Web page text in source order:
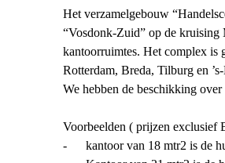
Het verzamelgebouw
“Vosdonk-Zuid” op de kruising
kantoorruimtes. Het complex is
Rotterdam, Breda, Tilburg en
We hebben de beschikking
Voorbeelden ( prijzen exclusief
- kantoor van 18 mtr2 is de